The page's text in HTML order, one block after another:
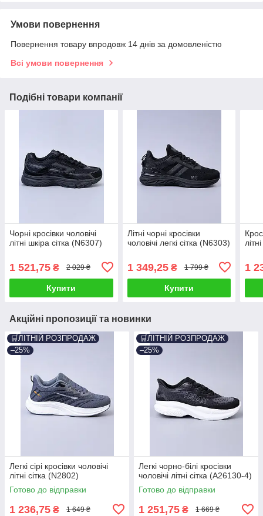
Умови повернення
Повернення товару впродовж 14 днів за домовленістю
Всі умови повернення
Подібні товари компанії
Чорні кросівки чоловічі
літні шкіра сітка (N6307)
1 521,75 ₴ 2 029 ₴
Купити
Літні чорні кросівки
чоловічі легкі сітка (N6303)
1 349,25₴ 1 799 ₴
Купити
1
Акційні пропозиції та новинки
🛒ЛІТНІЙ РОЗПРОДАЖ
–25%
Легкі сірі кросівки чоловічі
літні сітка (N2802)
Готово до відправки
1 236,75 ₴ 1 649 ₴
🛒ЛІТНІЙ РОЗПРОДАЖ
–25%
Легкі чорно-білі кросівки
чоловічі літні сітка (A26130-4)
Готово до відправки
1 251,75 ₴ 1 669 ₴